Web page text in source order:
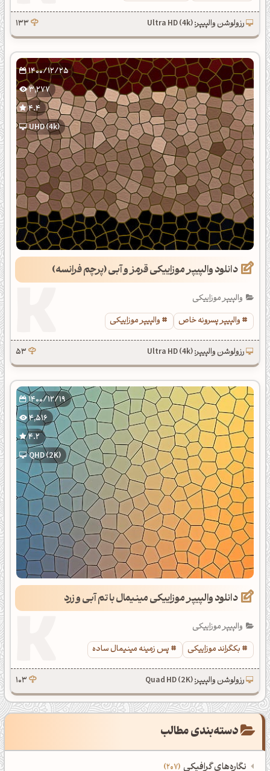
رزولوشن والپیپر: Ultra HD (4k) 133
1400/12/25
3,277
4.4
UHD (4k)
دانلود والپیپر موزاییکی قرمز و آبی (پرچم فرانسه)
والپیپر موزاییکی
والپیپر پسرونه خاص
والپیپر موزاییکی
رزولوشن والپیپر: Ultra HD (4k) 53
1400/12/19
4,516
4.2
QHD (2K)
دانلود والپیپر موزاییکی مینیمال با تم آبی و زرد
والپیپر موزاییکی
بکگراند موزاییکی
پس زمینه مینیمال ساده
رزولوشن والپیپر: Quad HD (2K) 103
دسته‌بندی مطالب
نگاره‌های گرافیکی 207